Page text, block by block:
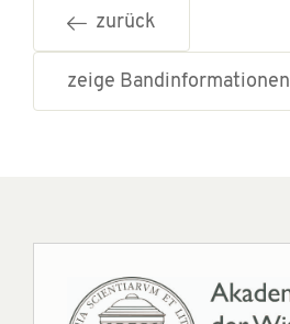
zurück
zeige Bandinformationen